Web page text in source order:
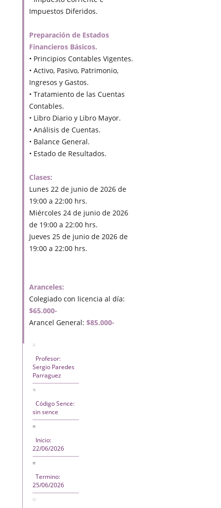
Impuestos Diferidos.
Preparación de Estados
Financieros Básicos.
• Principios Contables Vigentes.
• Activo, Pasivo, Patrimonio,
Ingresos y Gastos.
• Tratamiento de las Cuentas
Contables.
• Libro Diario y Libro Mayor.
• Análisis de Cuentas.
• Balance General.
• Estado de Resultados.
Clases:
Lunes 22 de junio de 2026 de
19:00 a 22:00 hrs.
Miércoles 24 de junio de 2026
de 19:00 a 22:00 hrs.
Jueves 25 de junio de 2026 de
19:00 a 22:00 hrs.
Aranceles:
Colegiado con licencia al día:
$65.000-
Arancel General: $85.000-
Profesor:
Sergio Paredes
Parraguez
Código Sence:
sin sence
Inicio:
22/06/2026
Termino:
25/06/2026